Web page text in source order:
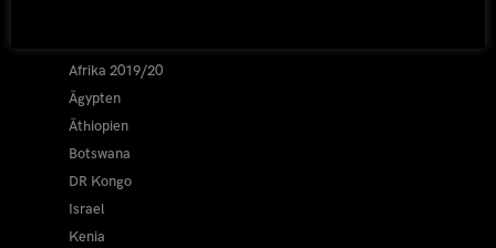
Afrika 2019/20
Ägypten
Äthiopien
Botswana
DR Kongo
Israel
Kenia